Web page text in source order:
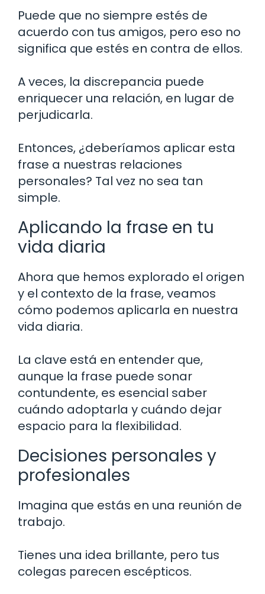
Puede que no siempre estés de
acuerdo con tus amigos, pero eso no
significa que estés en contra de ellos.
A veces, la discrepancia puede
enriquecer una relación, en lugar de
perjudicarla.
Entonces, ¿deberíamos aplicar esta
frase a nuestras relaciones
personales? Tal vez no sea tan
simple.
Aplicando la frase en tu
vida diaria
Ahora que hemos explorado el origen
y el contexto de la frase, veamos
cómo podemos aplicarla en nuestra
vida diaria.
La clave está en entender que,
aunque la frase puede sonar
contundente, es esencial saber
cuándo adoptarla y cuándo dejar
espacio para la flexibilidad.
Decisiones personales y
profesionales
Imagina que estás en una reunión de
trabajo.
Tienes una idea brillante, pero tus
colegas parecen escépticos.